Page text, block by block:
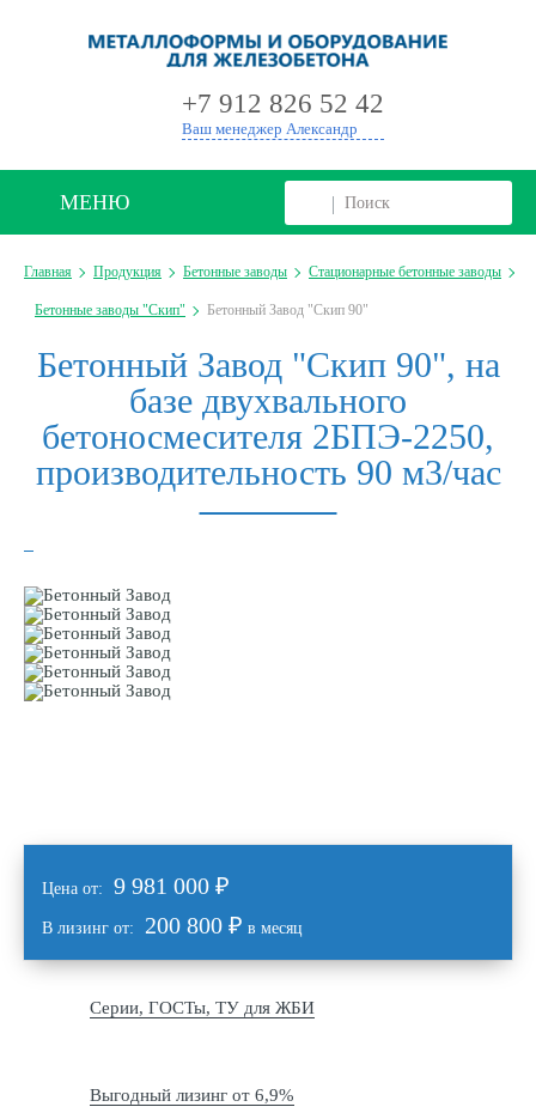
+7 912 826 52 42
Ваш менеджер Александр
МЕНЮ
Главная Продукция Бетонные заводы Стационарные бетонные заводы
Бетонные заводы "Скип" Бетонный Завод "Скип 90"
Бетонный Завод "Скип 90", на
базе двухвального
бетоносмесителя 2БПЭ-2250,
производительность 90 м3/час
Цена от: 9 981 000 ₽
В лизинг от: 200 800 ₽ в месяц
Серии, ГОСТы, ТУ для ЖБИ
Выгодный лизинг от 6,9%